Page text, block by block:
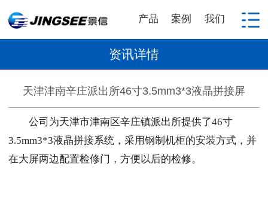
产品 案例 我们
资讯详情
天津津南辛庄派出所46寸3.5mm3*3液晶拼接屏
公司为天津市津南区辛庄镇派出所提供了46寸
3.5mm3*3液晶拼接系统，采用钢制机柜的安装方式，并
在大屏两边配置检修门，方便以后的检修。